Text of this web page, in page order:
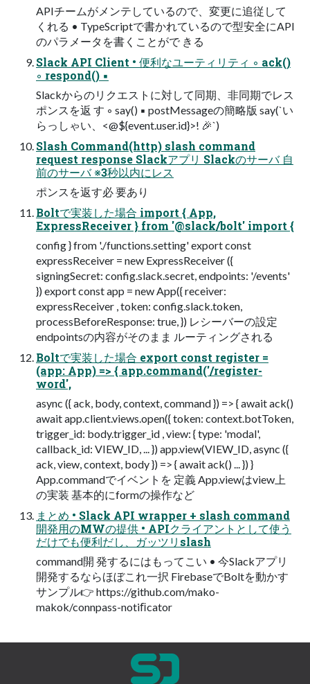
APIチームがメンテしているので、変更に追従して
くれる • TypeScriptで書かれているので型安全にAPI
のパラメータを書くことがで きる
Slack API Client • 便利なユーティリティ ◦ ack()
◦ respond() ▪
Slackからのリクエストに対して同期、非同期でレス
ポンスを返 す ◦ say() ▪ postMessageの簡略版 say(`い
らっしゃい、<@${event.user.id}>! 🎉`)
Slash Command(http) slash command
request response Slackアプリ Slackのサーバ 自
前のサーバ ※3秒以内にレス
ポンスを返す必 要あり
Boltで実装した場合 import { App,
ExpressReceiver } from '@slack/bolt' import {
config } from './functions.setting' export const
expressReceiver = new ExpressReceiver ({
signingSecret: config.slack.secret, endpoints: '/events'
}) export const app = new App({ receiver:
expressReceiver , token: config.slack.token,
processBeforeResponse: true, }) レシーバーの設定
endpointsの内容がそのまま ルーティングされる
Boltで実装した場合 export const register =
(app: App) => { app.command('/register-
word',
async ({ ack, body, context, command }) => { await ack()
await app.client.views.open({ token: context.botToken,
trigger_id: body.trigger_id , view: { type: 'modal',
callback_id: VIEW_ID, ... }) app.view(VIEW_ID, async ({
ack, view, context, body }) => { await ack() ... }) }
App.commandでイベントを 定義 App.viewはview上
の実装 基本的にformの操作など
まとめ • Slack API wrapper + slash command
開発用のMWの提供 • APIクライアントとして使う
だけでも便利だし、ガッツリslash
command開 発するにはもってこい • 今Slackアプリ
開発するならほぼこれ一択 FirebaseでBoltを動かす
サンプル👉 https://github.com/mako-
makok/connpass-notiﬁcator